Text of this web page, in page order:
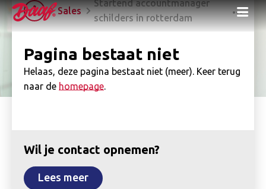
Sales
Startend accountmanager
schilders in rotterdam
Pagina bestaat niet
Helaas, deze pagina bestaat niet (meer). Keer terug
naar de homepage.
Wil je contact opnemen?
Lees meer